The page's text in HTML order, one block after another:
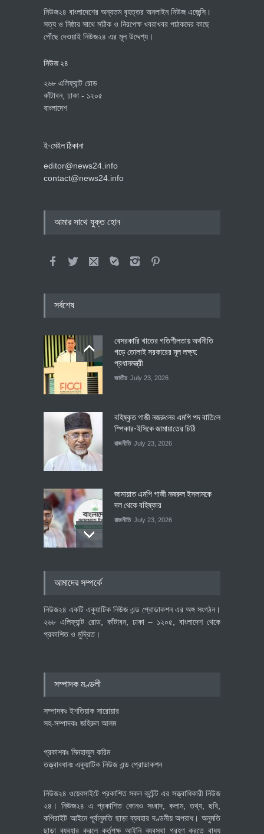
নিউজ২৪ বাংলাদেশের অন্যতম বৃহত্তর অনলাইন নিউজ এজেন্সি।
সত্য ও নিষ্ঠার সাথে সঠিক ও নিরপেক্ষ খবরাখবর পাঠকদের কাছে
পৌঁছে দেওয়াই নিউজ২৪ এর মূল উদ্দেশ্য।
নিউজ ২৪
২৬৮ এলিফ্যান্ট রোড
কাঁটাবন, ঢাকা - ১২০৫
বাংলাদেশ
ই-মেইল ঠিকানা
editor@news24.info
contact@news24.info
আমার সাথে যুক্ত হোন
সর্বশেষ
বেসরকারি খাতের গতিশীলতায় অর্থনীতি
গড়ে তোলাই সরকারের মূল লক্ষ্য:
প্রধানমন্ত্রী
জাতীয় July 23, 2026
বহিষ্কৃত গাজী নজরু‌লের এম‌পি পদ বা‌তি‌লে
স্পিকার-ইসিকে জামায়া‌তের চি‌ঠি
রাজনীতি July 23, 2026
জামায়াত এমপি গাজী নজরুল ইসলামকে
দল থেকে বহিষ্কার
রাজনীতি July 23, 2026
আমাদের সম্পর্কে
নিউজ২৪ একটি একুয়াটিক নিউজ এন্ড প্রোডাকশন এর অঙ্গ সংগঠন।
২৬৮ এলিফ্যান্ট রোড, কাঁটাবন, ঢাকা – ১২০৫, বাংলাদেশ থেকে
প্রকাশিত ও মুদ্রিত।
সম্পাদক মণ্ডলী
সম্পাদকঃ ইশতিয়াক সারোয়ার
সহ-সম্পাদকঃ জহিরুল আলম
প্রকাশকঃ মিনহাজুল করিম
তত্ত্বাবধানঃ একুয়াটিক নিউজ এন্ড প্রোডাকশন
নিউজ২৪ ওয়েবসাইটে প্রকাশিত সকল কন্টেন্ট এর সত্ত্বাধিকারী নিউজ
২৪। নিউজ২৪ এ প্রকাশিত কোনও সংবাদ, কলাম, তথ্য, ছবি,
কপিরাইট আইনে পূর্বানুমতি ছাড়া ব্যবহার দণ্ডনীয় অপরাধ। অনুমতি
ছাড়া ব্যবহার করলে কর্তৃপক্ষ আইনি ব্যবস্থা গ্রহণ করতে বাধ্য